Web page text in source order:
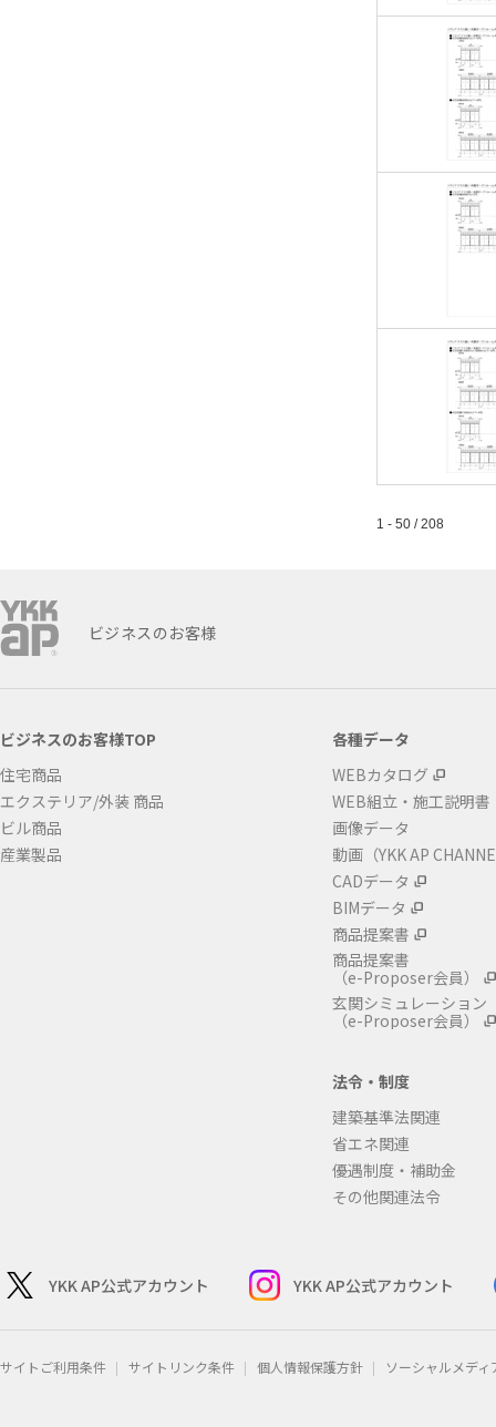
1 - 50 / 208
ビジネスのお客様
ビジネスのお客様TOP
住宅商品
エクステリア/外装 商品
ビル商品
産業製品
各種データ
WEBカタログ
WEB組立・施工説明書
画像データ
動画（YKK AP
CADデータ
BIMデータ
商品提案書
商品提案書
（e-Proposer会員）
玄関シミュレーション
（e-Proposer会員）
法令・制度
建築基準法関連
省エネ関連
優遇制度・補助金
その他関連法令
YKK AP公式アカウント YKK AP公式アカウント
サイトご利用条件 サイトリンク条件 個人情報保護方針 ソーシャルメデ